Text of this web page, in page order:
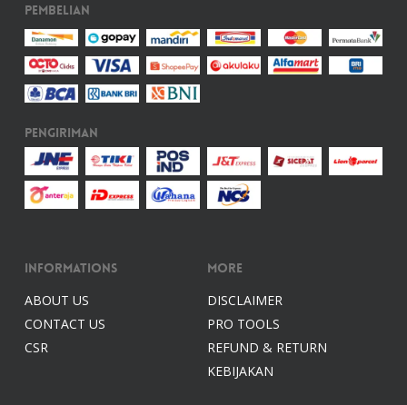
Pembelian
Pengiriman
Informations
ABOUT US
CONTACT US
CSR
More
DISCLAIMER
PRO TOOLS
REFUND & RETURN
KEBIJAKAN